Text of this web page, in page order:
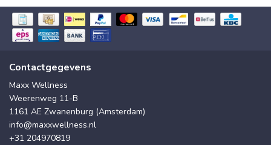
Contactgegevens
Maxx Wellness
Weerenweg 11-B
1161 AE Zwanenburg (Amsterdam)
info@maxxwellness.nl
+31 204970819